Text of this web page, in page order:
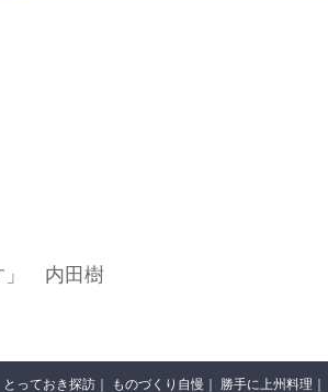
」 内田樹
とっておき探訪 ものづくり自慢 勝手に上州料理